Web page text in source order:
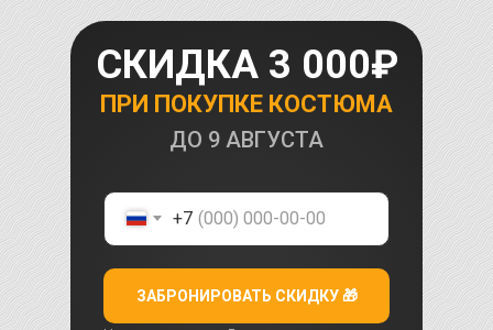
ПРИ ПОКУПКЕ КОСТЮМА
СКИДКА 3 000₽
ДО 9 АВГУСТА
+7
ЗАБРОНИРОВАТЬ СКИДКУ 🎁